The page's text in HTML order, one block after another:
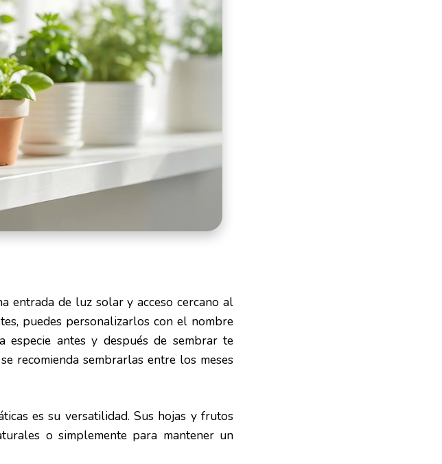
entrada de luz solar y acceso cercano al
puedes personalizarlos con el nombre
especie antes y después de sembrar te
recomienda sembrarlas entre los meses
es su versatilidad. Sus hojas y frutos
o simplemente para mantener un